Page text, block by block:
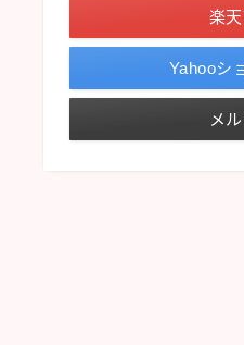
楽
Yahooシ
メ